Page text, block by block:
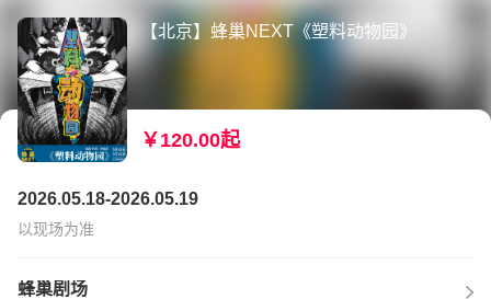
【北京】蜂巢NEXT《塑料动物园》
￥120.00起
2026.05.18-2026.05.19
以现场为准
蜂巢剧场